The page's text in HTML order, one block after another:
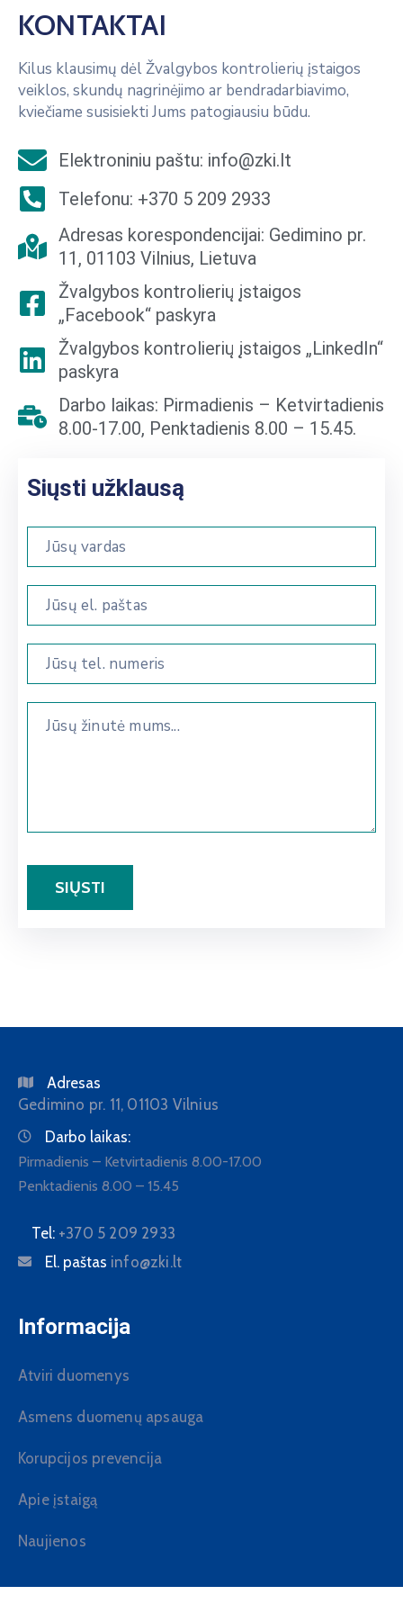
KONTAKTAI
Kilus klausimų dėl Žvalgybos kontrolierių įstaigos
veiklos, skundų nagrinėjimo ar bendradarbiavimo,
kviečiame susisiekti Jums patogiausiu būdu.
Elektroniniu paštu: info@zki.lt
Telefonu: +370 5 209 2933
Adresas korespondencijai: Gedimino pr.
11, 01103 Vilnius, Lietuva
Žvalgybos kontrolierių įstaigos
„Facebook“ paskyra
Žvalgybos kontrolierių įstaigos „LinkedIn“
paskyra
Darbo laikas: Pirmadienis – Ketvirtadienis
8.00-17.00, Penktadienis 8.00 – 15.45.
Siųsti užklausą
Adresas
Gedimino pr. 11, 01103 Vilnius
Darbo laikas:
Pirmadienis – Ketvirtadienis 8.00-17.00
Penktadienis 8.00 – 15.45
Tel: +370 5 209 2933
El. paštas info@zki.lt
Informacija
Atviri duomenys
Asmens duomenų apsauga
Korupcijos prevencija
Apie įstaigą
Naujienos